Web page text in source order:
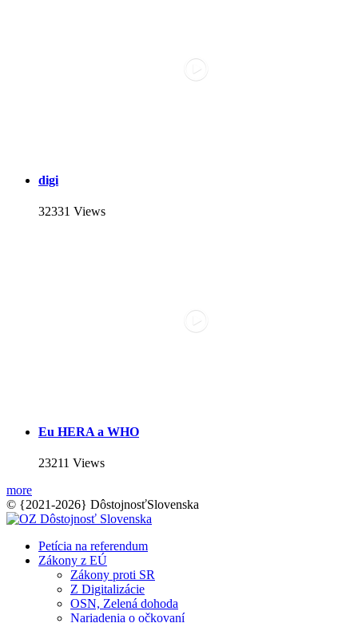
digi
32331 Views
Eu HERA a WHO
23211 Views
more
© {2021-2026} DôstojnosťSlovenska
Petícia na referendum
Zákony z EÚ
Zákony proti SR
Z Digitalizácie
OSN, Zelená dohoda
Nariadenia o očkovaní